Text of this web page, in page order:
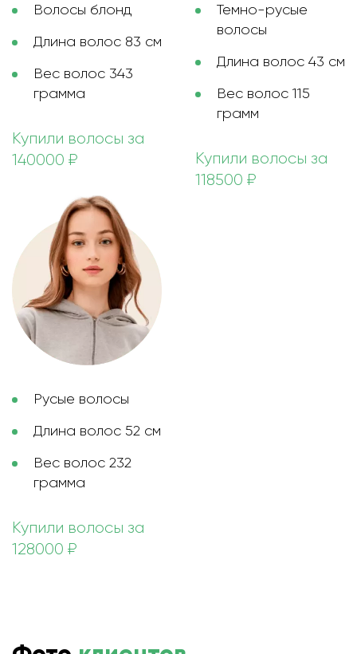
Волосы блонд
Длина волос 83 см
Вес волос 343
грамма
Купили волосы за
140000 ₽
Темно-русые
волосы
Длина волос 43 см
Вес волос 115
грамм
Купили волосы за
118500 ₽
Русые волосы
Длина волос 52 см
Вес волос 232
грамма
Купили волосы за
128000 ₽